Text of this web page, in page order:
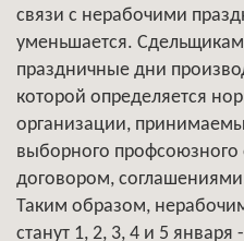
связи с нерабочими
уменьшается.
праздничные дни
которой определяется
организации,
выборного профсоюзного
договором,
Таким образом,
станут 1, 2, 3, 4 и 5